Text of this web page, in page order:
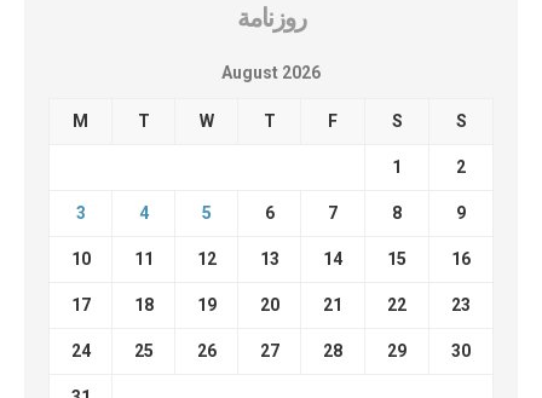
روزنامة
August 2026
M T W T F S S
1 2
3 4 5 6 7 8 9
10 11 12 13 14 15 16
17 18 19 20 21 22 23
24 25 26 27 28 29 30